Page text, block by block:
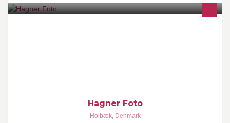
Hagner Foto
Holbæk, Denmark